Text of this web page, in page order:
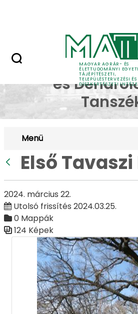
MAGYAR AGRÁR- ÉS
ÉLETTUDOMÁNYI
TÁJÉPÍTÉSZETI,
TELEPÜLÉSTERVEZÉSI ÉS
DÍSZKERTÉSZETI
Első Tavaszi
és
Menü
Első
2024. március 22.
Utolsó frissítés 2024.03.25.
0 Mappák
124 Képek
Médiatár